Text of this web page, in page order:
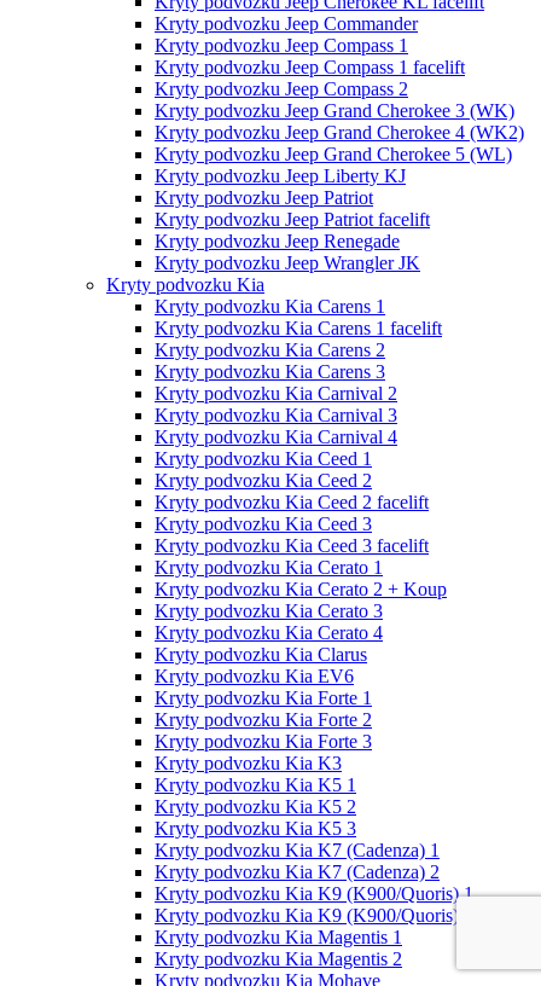
Kryty podvozku Jeep Commander
Kryty podvozku Jeep Compass 1
Kryty podvozku Jeep Compass 1 facelift
Kryty podvozku Jeep Compass 2
Kryty podvozku Jeep Grand Cherokee 3 (WK)
Kryty podvozku Jeep Grand Cherokee 4 (WK2)
Kryty podvozku Jeep Grand Cherokee 5 (WL)
Kryty podvozku Jeep Liberty KJ
Kryty podvozku Jeep Patriot
Kryty podvozku Jeep Patriot facelift
Kryty podvozku Jeep Renegade
Kryty podvozku Jeep Wrangler JK
Kryty podvozku Kia
Kryty podvozku Kia Carens 1
Kryty podvozku Kia Carens 1 facelift
Kryty podvozku Kia Carens 2
Kryty podvozku Kia Carens 3
Kryty podvozku Kia Carnival 2
Kryty podvozku Kia Carnival 3
Kryty podvozku Kia Carnival 4
Kryty podvozku Kia Ceed 1
Kryty podvozku Kia Ceed 2
Kryty podvozku Kia Ceed 2 facelift
Kryty podvozku Kia Ceed 3
Kryty podvozku Kia Ceed 3 facelift
Kryty podvozku Kia Cerato 1
Kryty podvozku Kia Cerato 2 + Koup
Kryty podvozku Kia Cerato 3
Kryty podvozku Kia Cerato 4
Kryty podvozku Kia Clarus
Kryty podvozku Kia EV6
Kryty podvozku Kia Forte 1
Kryty podvozku Kia Forte 2
Kryty podvozku Kia Forte 3
Kryty podvozku Kia K3
Kryty podvozku Kia K5 1
Kryty podvozku Kia K5 2
Kryty podvozku Kia K5 3
Kryty podvozku Kia K7 (Cadenza) 1
Kryty podvozku Kia K7 (Cadenza) 2
Kryty podvozku Kia K9 (K900/Quoris) 1
Kryty podvozku Kia K9 (K900/Quoris) 2
Kryty podvozku Kia Magentis 1
Kryty podvozku Kia Magentis 2
Kryty podvozku Kia Mohave